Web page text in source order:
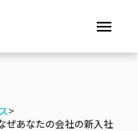
menu
>
ぜあなたの会社の新入社